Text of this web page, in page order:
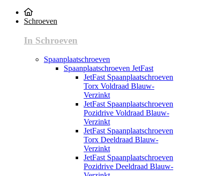
Schroeven
In Schroeven
Spaanplaatschroeven
Spaanplaatschroeven JetFast
JetFast Spaanplaatschroeven
Torx Voldraad Blauw-
Verzinkt
JetFast Spaanplaatschroeven
Pozidrive Voldraad Blauw-
Verzinkt
JetFast Spaanplaatschroeven
Torx Deeldraad Blauw-
Verzinkt
JetFast Spaanplaatschroeven
Pozidrive Deeldraad Blauw-